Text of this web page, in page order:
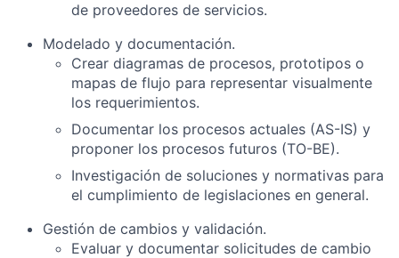
de proveedores de servicios.
Modelado y documentación.
Crear diagramas de procesos, prototipos o
mapas de flujo para representar visualmente
los requerimientos.
Documentar los procesos actuales (AS-IS) y
proponer los procesos futuros (TO-BE).
Investigación de soluciones y normativas para
el cumplimiento de legislaciones en general.
Gestión de cambios y validación.
Evaluar y documentar solicitudes de cambio